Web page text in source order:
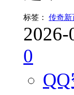
标签： 传奇新
2026-
0